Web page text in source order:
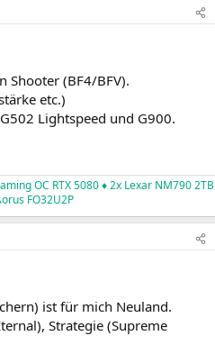
Shooter (BF4/BFV).
etc.)
Lightspeed und G900.
OC RTX 5080 ♦ 2x Lexar NM790 2TB
FO32U2P
ist für mich Neuland.
Strategie (Supreme